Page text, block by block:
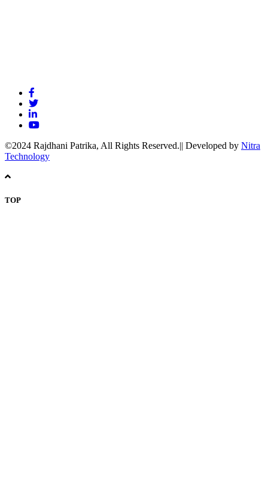
©2024 Rajdhani Patrika, All Rights Reserved.|| Developed by Nitra
Technology
TOP